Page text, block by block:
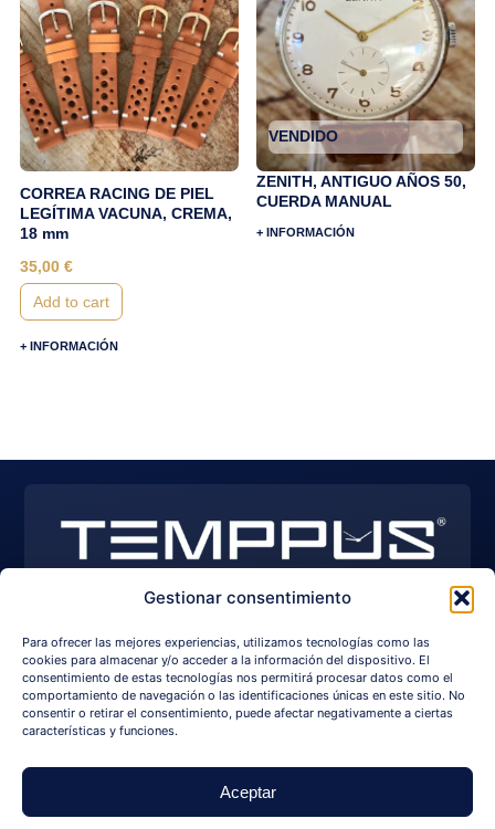
Gestionar consentimiento
Para ofrecer las mejores experiencias, utilizamos tecnologías como las
cookies para almacenar y/o acceder a la información del dispositivo. El
consentimiento de estas tecnologías nos permitirá procesar datos como el
comportamiento de navegación o las identificaciones únicas en este sitio. No
consentir o retirar el consentimiento, puede afectar negativamente a ciertas
características y funciones.
Aceptar
CORREA RACING DE PIEL
LEGÍTIMA VACUNA, CREMA,
18 mm
35,00 €
Add to cart
+ INFORMACIÓN
VENDIDO
ZENITH, ANTIGUO AÑOS 50,
CUERDA MANUAL
+ INFORMACIÓN
EXPLORE WATCHES
n
s
t
a
g
r
o
u
t
u
b
e
a
c
e
b
o
o
+34 650 209 750 info@temppus.com
NAVIGATION
Sales Policy